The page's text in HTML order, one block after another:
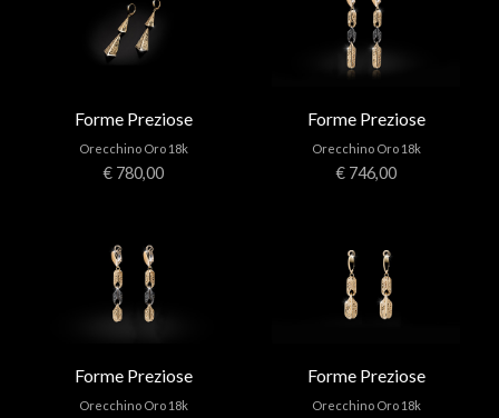
Forme Preziose
Orecchino Oro 18k
€ 780,00
Forme Preziose
Orecchino Oro 18k
€ 746,00
Forme Preziose
Orecchino Oro 18k
Forme Preziose
Orecchino Oro 18k